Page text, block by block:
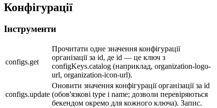
Конфігурації
Інструменти
configs.get
Прочитати одне значення конфігурації
організації за id, де id — це ключ з
configKeys.catalog (наприклад, organization-logo-
url, organization-icon-url).
configs.update
Оновити значення конфігурації організації за id
(обов'язкові type і name; дозволи перевіряються
бекендом окремо для кожного ключа). Запис.